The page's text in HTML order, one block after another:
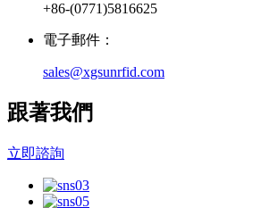
+86-(0771)5816625
電子郵件：
sales@xgsunrfid.com
跟著我們
立即諮詢